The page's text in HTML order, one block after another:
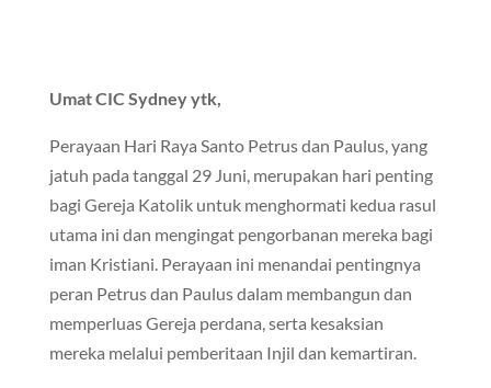
Umat CIC Sydney ytk,
Perayaan Hari Raya Santo Petrus dan Paulus, yang
jatuh pada tanggal 29 Juni, merupakan hari penting
bagi Gereja Katolik untuk menghormati kedua rasul
utama ini dan mengingat pengorbanan mereka bagi
iman Kristiani. Perayaan ini menandai pentingnya
peran Petrus dan Paulus dalam membangun dan
memperluas Gereja perdana, serta kesaksian
mereka melalui pemberitaan Injil dan kemartiran.